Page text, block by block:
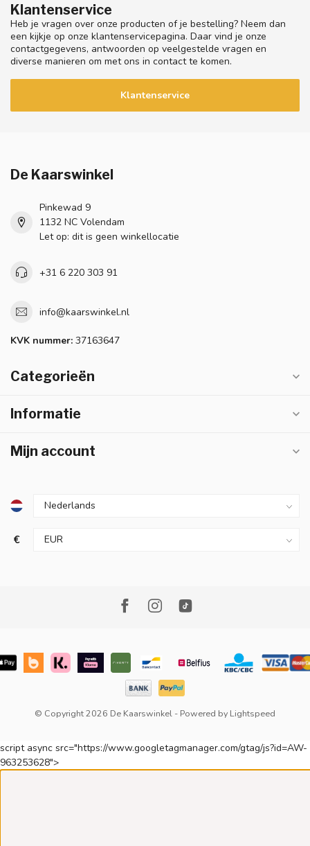
Klantenservice
Heb je vragen over onze producten of je bestelling? Neem dan
een kijkje op onze klantenservicepagina. Daar vind je onze
contactgegevens, antwoorden op veelgestelde vragen en
diverse manieren om met ons in contact te komen.
Klantenservice
De Kaarswinkel
Pinkewad 9
1132 NC Volendam
Let op: dit is geen winkellocatie
+31 6 220 303 91
info@kaarswinkel.nl
KVK nummer: 37163647
Categorieën
Informatie
Mijn account
€
© Copyright 2026 De Kaarswinkel - Powered by Lightspeed
script async src="https://www.googletagmanager.com/gtag/js?id=AW-
963253628">